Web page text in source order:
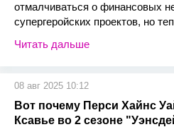
отмалчиваться о финансовых
супергеройских проектов, но
Читать дальше
08 авг 2025 10:12
Вот почему Перси Хайнс
Ксавье во 2 сезоне